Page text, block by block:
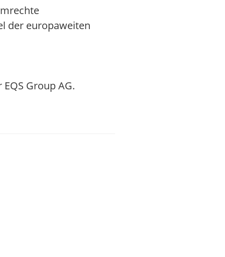
der europaweiten
Group AG.